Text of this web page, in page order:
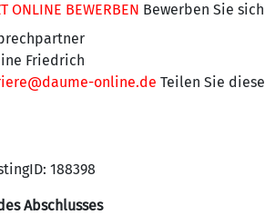
ONLINE BEWERBEN Bewerben Sie
Friedrich
online.de Teilen Sie
188398
Abschlusses